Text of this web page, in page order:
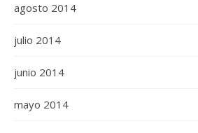
agosto 2014
julio 2014
junio 2014
mayo 2014